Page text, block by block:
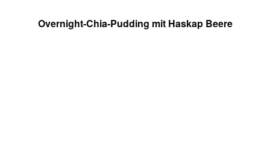
Overnight-Chia-Pudding mit Haskap Beere